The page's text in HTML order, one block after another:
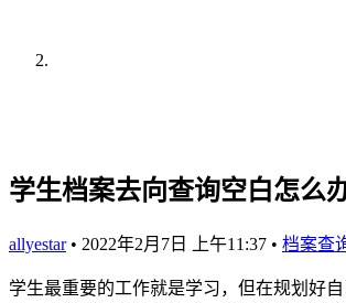
学生档案去向查询空白怎么
allyestar • 2022年2月7日 上午11:37 • 档案查
学生最重要的工作就是学习，但在规划好